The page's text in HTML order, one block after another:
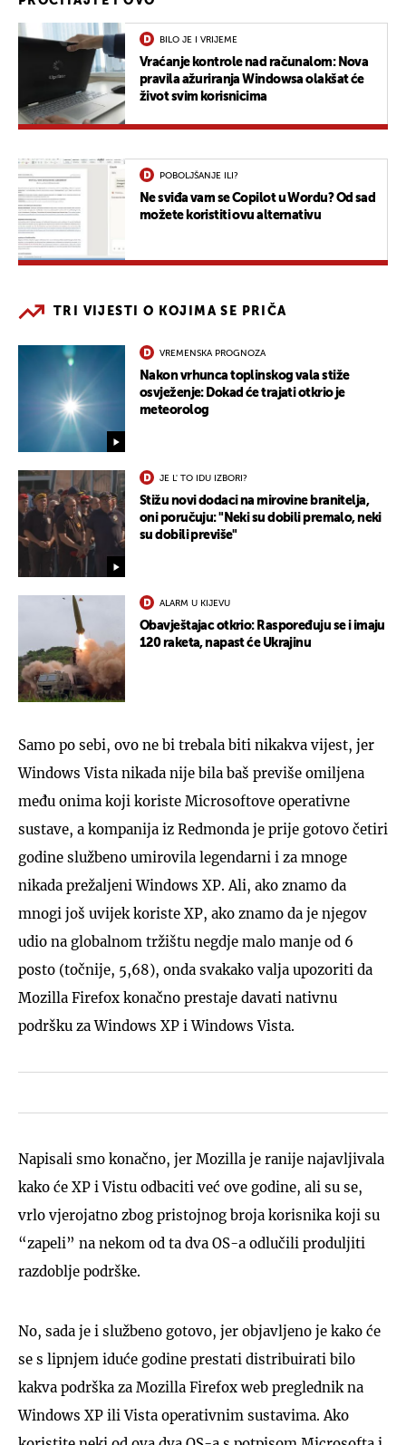
BILO JE I VRIJEME
Vraćanje kontrole nad računalom: Nova
pravila ažuriranja Windowsa olakšat će
život svim korisnicima
POBOLJŠANJE ILI?
Ne sviđa vam se Copilot u Wordu? Od sad
možete koristiti ovu alternativu
TRI VIJESTI O KOJIMA SE PRIČA
VREMENSKA PROGNOZA
Nakon vrhunca toplinskog vala stiže
osvježenje: Dokad će trajati otkrio je
meteorolog
JE L' TO IDU IZBORI?
Stižu novi dodaci na mirovine branitelja,
oni poručuju: "Neki su dobili premalo, neki
su dobili previše"
ALARM U KIJEVU
Obavještajac otkrio: Raspoređuju se i imaju
120 raketa, napast će Ukrajinu
Samo po sebi, ovo ne bi trebala biti nikakva vijest, jer
Windows Vista nikada nije bila baš previše omiljena
među onima koji koriste Microsoftove operativne
sustave, a kompanija iz Redmonda je prije gotovo četiri
godine službeno umirovila legendarni i za mnoge
nikada prežaljeni Windows XP. Ali, ako znamo da
mnogi još uvijek koriste XP, ako znamo da je njegov
udio na globalnom tržištu negdje malo manje od 6
posto (točnije, 5,68), onda svakako valja upozoriti da
Mozilla Firefox konačno prestaje davati nativnu
podršku za Windows XP i Windows Vista.
Napisali smo konačno, jer Mozilla je ranije najavljivala
kako će XP i Vistu odbaciti već ove godine, ali su se,
vrlo vjerojatno zbog pristojnog broja korisnika koji su
“zapeli” na nekom od ta dva OS-a odlučili produljiti
razdoblje podrške.
No, sada je i službeno gotovo, jer objavljeno je kako će
se s lipnjem iduće godine prestati distribuirati bilo
kakva podrška za Mozilla Firefox web preglednik na
Windows XP ili Vista operativnim sustavima. Ako